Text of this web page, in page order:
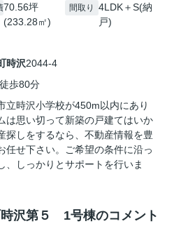
70.56坪
(233.28㎡)
間取り
4LDK＋S(納
戸)
時沢2044-4
歩80分
立時沢小学校が450m以内にあり
は思い切って新築の戸建てはいか
探しをするなら、不動産情報を豊
任せ下さい。ご希望の条件に沿っ
、しっかりとサポートを行いま
沢第５ 1号棟のコメント